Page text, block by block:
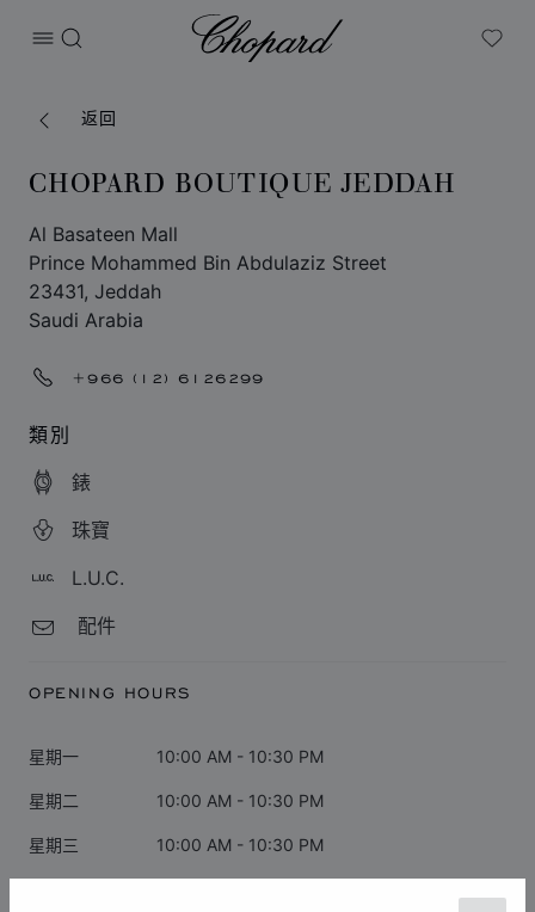
打开菜单
搜索
Chopard
My
返回
CHOPARD BOUTIQUE JEDDAH
Al Basateen Mall
Prince Mohammed Bin Abdulaziz Street
23431, Jeddah
Saudi Arabia
+966 (12) 6126299
類別
錶
珠寶
L.U.C.
配件
OPENING HOURS
星期一 10:00 AM - 10:30 PM
星期二 10:00 AM - 10:30 PM
星期三 10:00 AM - 10:30 PM